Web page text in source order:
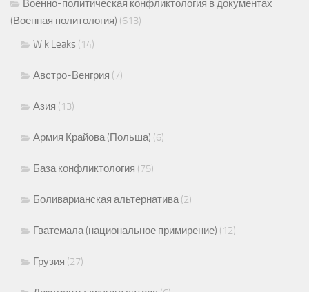
Военно-политическая конфликтология в документах
(Военная политология) (613)
WikiLeaks (14)
Австро-Венгрия (7)
Азия (13)
Армия Крайова (Польша) (6)
База конфликтология (75)
Боливарианская альтернатива(2)
Гватемала (национальное примирение) (12)
Грузия (27)